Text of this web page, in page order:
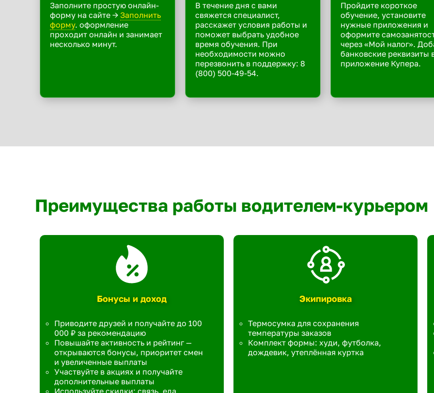
Заполните простую онлайн-
форму на сайте -> Заполнить
форму. оформление
проходит онлайн и занимает
несколько минут.
В течение дня с вами
свяжется специалист,
расскажет условия работы и
поможет выбрать удобное
время обучения. При
необходимости можно
перезвонить в поддержку: 8
(800) 500-49-54.
Пройдите короткое
обучение, установите
нужные приложения и
оформите
через «Мой налог».
банковские реквизиты
приложение Купера.
Преимущества работы водителем-курьером
Бонусы и доход
Приводите друзей и получайте до 100
000 ₽ за рекомендацию
Повышайте активность и рейтинг —
открываются бонусы, приоритет смен
и увеличенные выплаты
Участвуйте в акциях и получайте
дополнительные выплаты
Используйте скидки: связь, еда,
Экипировка
Термосумка для сохранения
температуры заказов
Комплект формы: худи, футболка,
дождевик, утеплённая куртка